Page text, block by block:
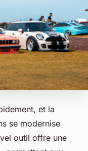
et la
se modernise
outil offre une